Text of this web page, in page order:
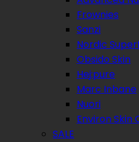
Frownies
Sanzi
Nordic
Obsido Skin
Hej:pure
Marc Inbane
Nuori
Environ Skin
SALE